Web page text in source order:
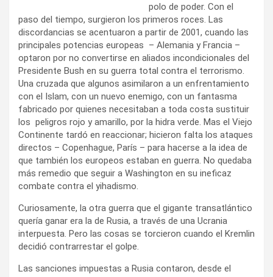
polo de poder. Con el
paso del tiempo, surgieron los primeros roces. Las
discordancias se acentuaron a partir de 2001, cuando las
principales potencias europeas – Alemania y Francia –
optaron por no convertirse en aliados incondicionales del
Presidente Bush en su guerra total contra el terrorismo.
Una cruzada que algunos asimilaron a un enfrentamiento
con el Islam, con un nuevo enemigo, con un fantasma
fabricado por quienes necesitaban a toda costa sustituir
los peligros rojo y amarillo, por la hidra verde. Mas el Viejo
Continente tardó en reaccionar; hicieron falta los ataques
directos – Copenhague, París – para hacerse a la idea de
que también los europeos estaban en guerra. No quedaba
más remedio que seguir a Washington en su ineficaz
combate contra el yihadismo.
Curiosamente, la otra guerra que el gigante transatlántico
quería ganar era la de Rusia, a través de una Ucrania
interpuesta. Pero las cosas se torcieron cuando el Kremlin
decidió contrarrestar el golpe.
Las sanciones impuestas a Rusia contaron, desde el